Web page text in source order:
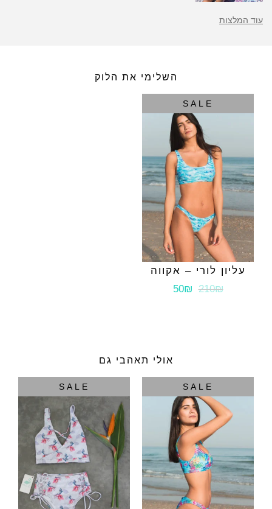
עוד המלצות
השלימי את הלוק
SALE
עליון לורי – אקווה
210₪
50₪
אולי תאהבי גם
SALE
SALE